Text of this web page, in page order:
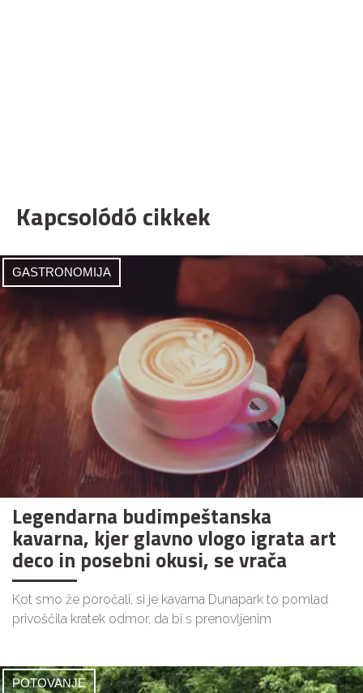
Kapcsolódó cikkek
GASTRONOMIJA
Legendarna budimpeštanska
kavarna, kjer glavno vlogo igrata art
deco in posebni okusi, se vrača
Kot smo že poročali, si je kavarna Dunapark to pomlad
privoščila kratek odmor, da bi s prenovljenim
POTOVANJE